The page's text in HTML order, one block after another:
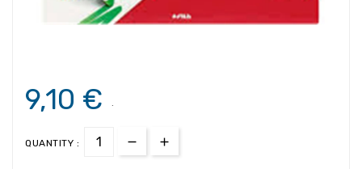
9,10 € .
QUANTITY :